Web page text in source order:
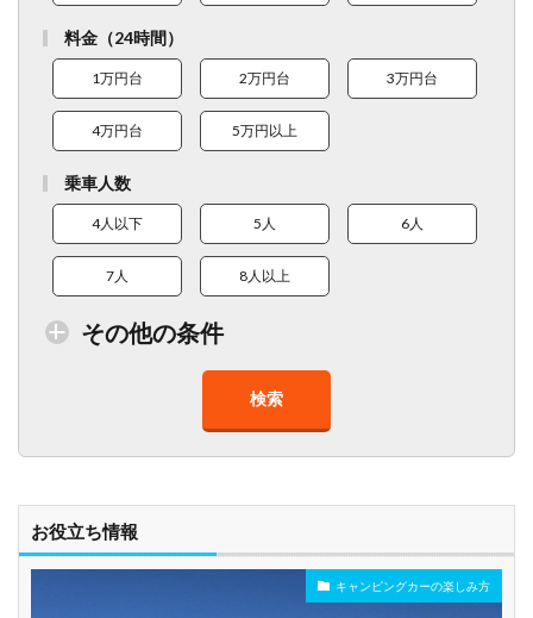
料金（24時間）
1万円台 2万円台 3万円台
4万円台 5万円以上
乗車人数
4人以下 5人 6人
7人 8人以上
その他の条件
車椅子対応
検索
お役立ち情報
キャンピングカーの楽しみ方